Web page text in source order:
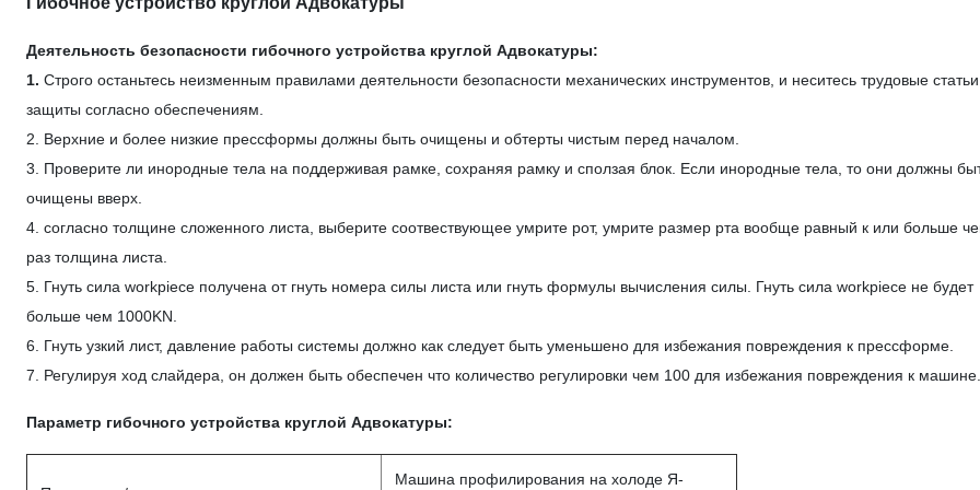
Деятельность безопасности гибочного устройства круглой Адвокатуры:
1. Строго останьтесь неизменным правилами деятельности безопасности механических инструментов, и неситесь трудовые статьи
защиты согласно обеспечениям.
2. Верхние и более низкие прессформы должны быть очищены и обтерты чистым перед началом.
3. Проверите ли инородные тела на поддерживая рамке, сохраняя рамку и сползая блок. Если инородные тела, то они должны
очищены вверх.
4. согласно толщине сложенного листа, выберите соотвествующее умрите рот, умрите размер рта вообще равный к или больше
раз толщина листа.
5. Гнуть сила workpiece получена от гнуть номера силы листа или гнуть формулы вычисления силы. Гнуть сила workpiece не будет
больше чем 1000KN.
6. Гнуть узкий лист, давление работы системы должно как следует быть уменьшено для избежания повреждения к прессформе.
7. Регулируя ход слайдера, он должен быть обеспечен что количество регулировки чем 100 для избежания повреждения к машине.
Параметр гибочного устройства круглой Адвокатуры:
Машина профилирования на холоде Я-